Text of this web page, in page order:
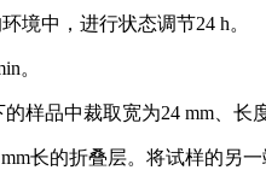
境中，进行状态调节24 h。
。
样品中裁取宽为24 mm、长
长的折叠层。将试样的另